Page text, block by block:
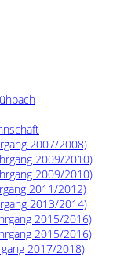
2007/2008)
2009/2010)
2009/2010)
2011/2012)
2013/2014)
2015/2016)
2015/2016)
2017/2018)